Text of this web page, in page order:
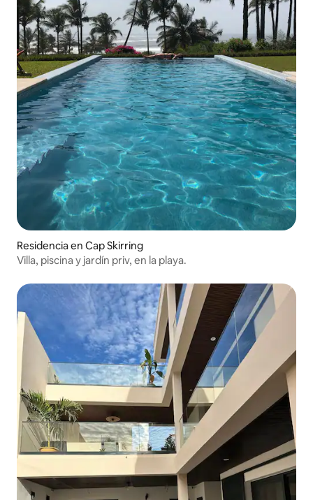
Residencia en Cap Skirring
Villa, piscina y jardín priv, en la playa.